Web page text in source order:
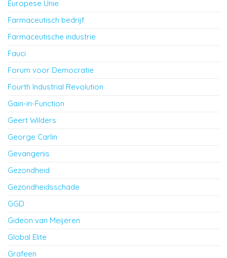
Europese Unie
Farmaceutisch bedrijf
Farmaceutische industrie
Fauci
Forum voor Democratie
Fourth Industrial Revolution
Gain-in-Function
Geert Wilders
George Carlin
Gevangenis
Gezondheid
Gezondheidsschade
GGD
Gideon van Meijeren
Global Elite
Grafeen